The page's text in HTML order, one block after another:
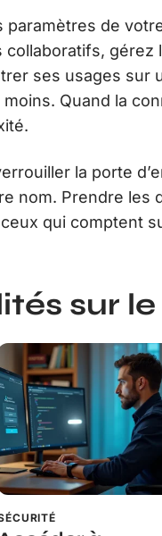
de
gérez
ses usages sur
Quand la
la porte
nom. Prendre les
qui comptent
sur le